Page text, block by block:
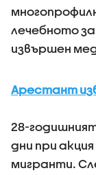
лечебното
извършен
Арестант
28-
дни при
мигранти.